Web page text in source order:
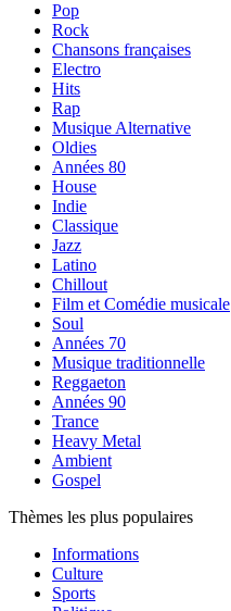
Pop
Rock
Chansons françaises
Electro
Hits
Rap
Musique Alternative
Oldies
Années 80
House
Indie
Classique
Jazz
Latino
Chillout
Film et Comédie musicale
Soul
Années 70
Musique traditionnelle
Reggaeton
Années 90
Trance
Heavy Metal
Ambient
Gospel
Thèmes les plus populaires
Informations
Culture
Sports